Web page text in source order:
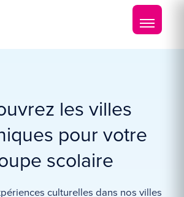
les villes
pour votre
scolaire
culturelles dans nos villes